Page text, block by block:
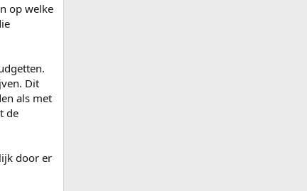
op welke
Dit
als met
de
door er